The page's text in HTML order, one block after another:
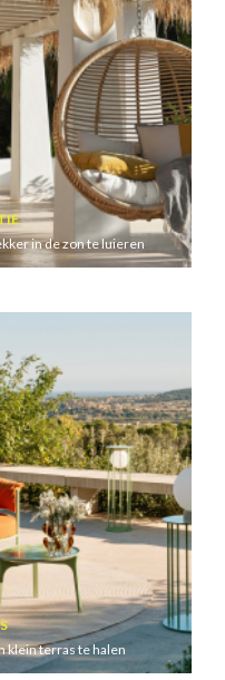
in de zon te luieren
klein terras te halen